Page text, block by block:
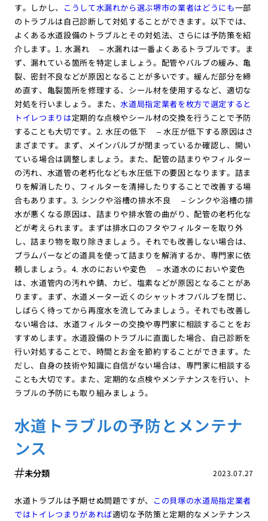
す。しかし、
こうして水漏れから選ぶ堺市の業者はどうにも一部
のトラブルは自己診断して対処することができます。以下では、
よくある水道設備のトラブルとその対処法、さらには予防策を紹
介します。1. 水漏れ – 水漏れは一番よくあるトラブルです。ま
ず、漏れている箇所を特定しましょう。配管やバルブの緩み、亀
裂、密封不良などが原因となることが多いです。緩んだ部分を締
め直す、亀裂箇所を修理する、シール材を使用するなど、適切な
対処を行いましょう。また、水道局指定業者を枚方で選定すると
トイレつまりは定期的な点検やシール材の交換を行うことで予防
することも大切です。2. 水圧の低下 – 水圧が低下する原因はさ
まざまです。まず、メインバルブが閉まっているか確認し、開い
ている場合は調整しましょう。また、配管の詰まりやフィルター
の汚れ、水道管の老朽化なども水圧低下の要因となります。詰ま
りを解消したり、フィルターを清掃したりすることで改善する場
合もあります。3. シンクや浴槽の排水不良 – シンクや浴槽の排
水が悪くなる原因は、詰まりや排水管の曲がり、配管の老朽化な
どが考えられます。まずは排水口のフタやフィルターを取り外
し、詰まり物を取り除きましょう。それでも改善しない場合は、
プラムバーなどの道具を使って詰まりを解消するか、専門家に依
頼しましょう。4. 水のにおいや変色 – 水道水のにおいや変色
は、水道管内の汚れや錆、カビ、塩素などが原因となることがあ
ります。まず、水道メーター近くのシャットオフバルブを閉じ、
しばらく待ってから再度水を流してみましょう。それでも改善し
ない場合は、水道フィルターの交換や専門家に相談することをお
すすめします。水道設備のトラブルに直面した場合、自己診断を
行い対処することで、時間とお金を節約することができます。た
だし、自身の技術や知識に自信がない場合は、専門家に相談する
ことも大切です。また、定期的な点検やメンテナンスを行い、ト
ラブルの予防にも取り組みましょう。
水道トラブルの予防とメンテナ
ンス
2023.07.27
未分類
水道トラブルは予期せぬ問題ですが、 この貝塚の水道局指定業者
ではトイレつまりがあれば適切な予防策と定期的なメンテナンス